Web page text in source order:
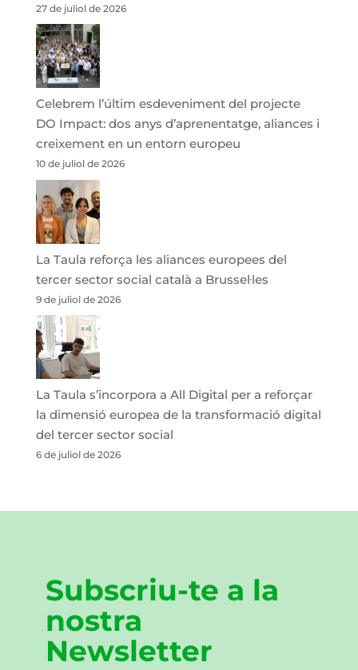
27 de juliol de 2026
Celebrem l’últim esdeveniment del projecte
DO Impact: dos anys d’aprenentatge, aliances i
creixement en un entorn europeu
10 de juliol de 2026
La Taula reforça les aliances europees del
tercer sector social català a Brussel·les
9 de juliol de 2026
La Taula s’incorpora a All Digital per a reforçar
la dimensió europea de la transformació digital
del tercer sector social
6 de juliol de 2026
Subscriu-te a la
nostra
Newsletter